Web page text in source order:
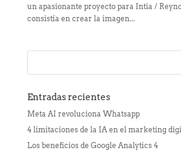
un apasionante proyecto para Intia /
consistía en crear la imagen...
Entradas recientes
Meta AI revoluciona Whatsapp
4 limitaciones de la IA en el marketing
Los beneficios de Google Analytics 4